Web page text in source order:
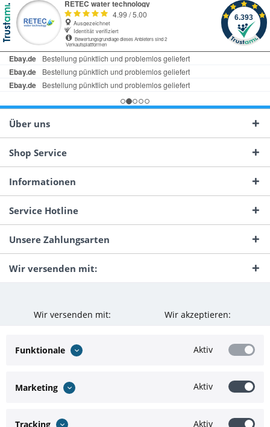
Über uns
Shop Service
Informationen
Service Hotline
Unsere Zahlungsarten
Wir versenden mit:
Wir versenden mit: Wir akzeptieren:
Funktionale Aktiv
Marketing Aktiv
Tracking Aktiv